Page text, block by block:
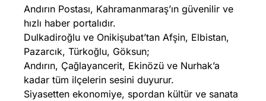
Andırın Postası, Kahramanmaraş’ın güvenilir ve
hızlı haber portalıdır.
Dulkadiroğlu ve Onikişubat’tan Afşin, Elbistan,
Pazarcık, Türkoğlu, Göksun;
Andırın, Çağlayancerit, Ekinözü ve Nurhak’a
kadar tüm ilçelerin sesini duyurur.
Siyasetten ekonomiye, spordan kültür ve sanata